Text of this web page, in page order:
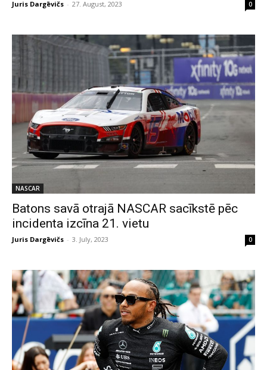
Juris Dargēvičs - 27. August, 2023 0
NASCAR
Batons savā otrajā NASCAR sacīkstē pēc
incidenta izcīna 21. vietu
Juris Dargēvičs - 3. July, 2023 0